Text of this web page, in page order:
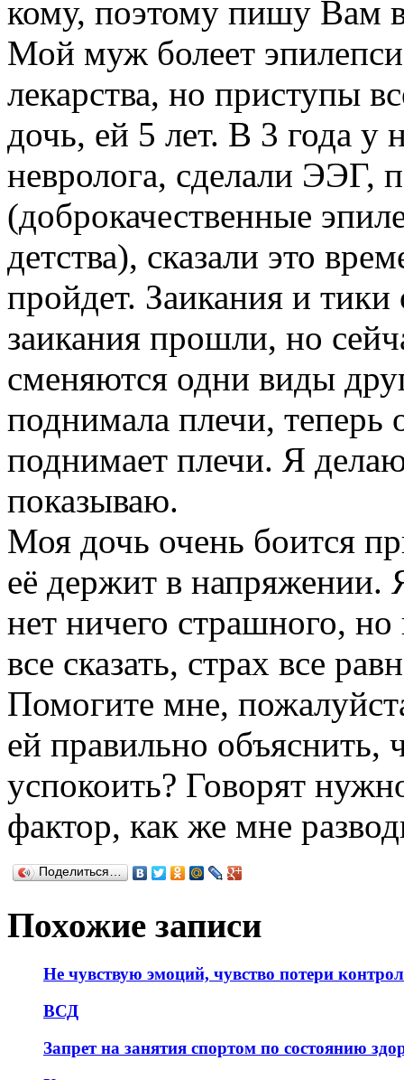
кому, поэтому пишу Вам
Мой муж болеет
лекарства, но приступы
дочь, ей 5 лет. В 3 года у
невролога, сделали ЭЭГ,
(доброкачественные
детства), сказали это
пройдет. Заикания и тики
заикания прошли, но
сменяются одни виды
поднимала плечи, теперь
поднимает плечи. Я
показываю.
Моя дочь очень боится
её держит в напряжении.
нет ничего страшного,
все сказать, страх все
Помогите мне,
ей правильно объяснить,
успокоить? Говорят
фактор, как же мне
Поделиться…
Похожие записи
Не чувствую эмоций, чувство потери
ВСД
Запрет на занятия спортом по состоянию